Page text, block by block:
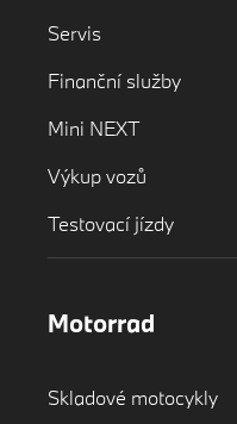
Servis
Finanční služby
Mini NEXT
Výkup vozů
Testovací jízdy
Motorrad
Skladové motocykly